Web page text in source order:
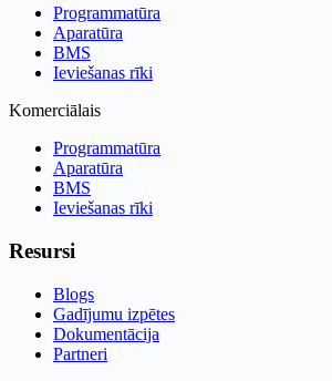
Programmatūra
Aparatūra
BMS
Ieviešanas rīki
Komerciālais
Programmatūra
Aparatūra
BMS
Ieviešanas rīki
Resursi
Blogs
Gadījumu izpētes
Dokumentācija
Partneri